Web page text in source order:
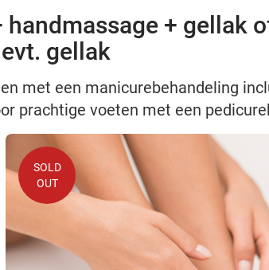
+ gellak
gellak
met een manicurebehandeling
prachtige voeten met een
SOLD
OUT